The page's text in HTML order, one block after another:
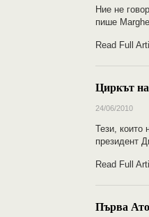
Ние не
пише
Read Full
Циркът
24/06/2010
Тези, които
президент
Read Full
Първа